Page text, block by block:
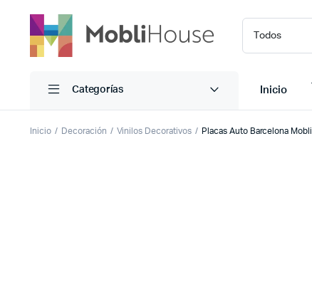
Categorías Inicio
Inicio Decoración Vinilos Decorativos Placas Auto Barcelona